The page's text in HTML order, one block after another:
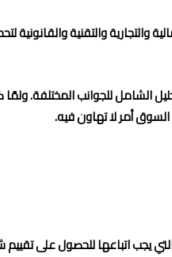
والتجارية والتقنية
الشامل للجوانب المختلفة.
أمر لا تهاون فيه.
يجب اتباعها للحصول على